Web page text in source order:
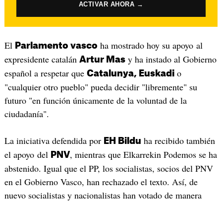
ACTIVAR AHORA →
El Parlamento vasco ha mostrado hoy su apoyo al
expresidente catalán Artur Masy ha instado al Gobierno
español a respetar que Catalunya, Euskadio
"cualquier otro pueblo" pueda decidir "libremente" su
futuro "en función únicamente de la voluntad de la
ciudadanía".
La iniciativa defendida por EH Bildu ha recibido también
el apoyo del PNV, mientras que Elkarrekin Podemos se ha
abstenido. Igual que el PP, los socialistas, socios del PNV
en el Gobierno Vasco, han rechazado el texto. Así, de
nuevo socialistas y nacionalistas han votado de manera